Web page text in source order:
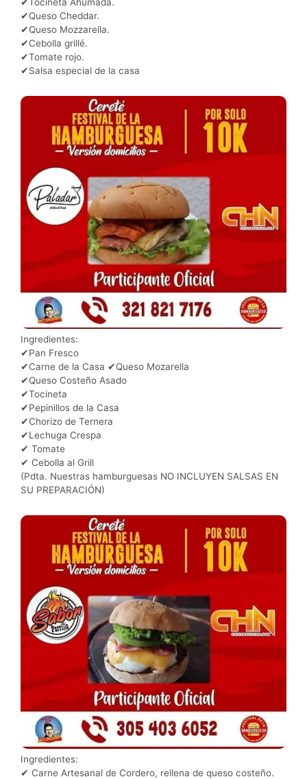
✔Queso Cheddar.
✔Queso Mozzarella.
✔Cebolla grillé.
✔Tomate rojo.
✔Salsa especial de la casa
Ingredientes:
✔Pan Fresco
✔Carne de la Casa ✔Queso Mozarella
✔Queso Costeño Asado
✔Tocineta
✔Pepinillos de la Casa
✔Chorizo de Ternera
✔Lechuga Crespa
✔ Tomate
✔ Cebolla al Grill
(Pdta. Nuestras hamburguesas NO INCLUYEN SALSAS EN
SU PREPARACIÓN)
Ingredientes:
✔ Carne Artesanal de Cordero, rellena de queso costeño.